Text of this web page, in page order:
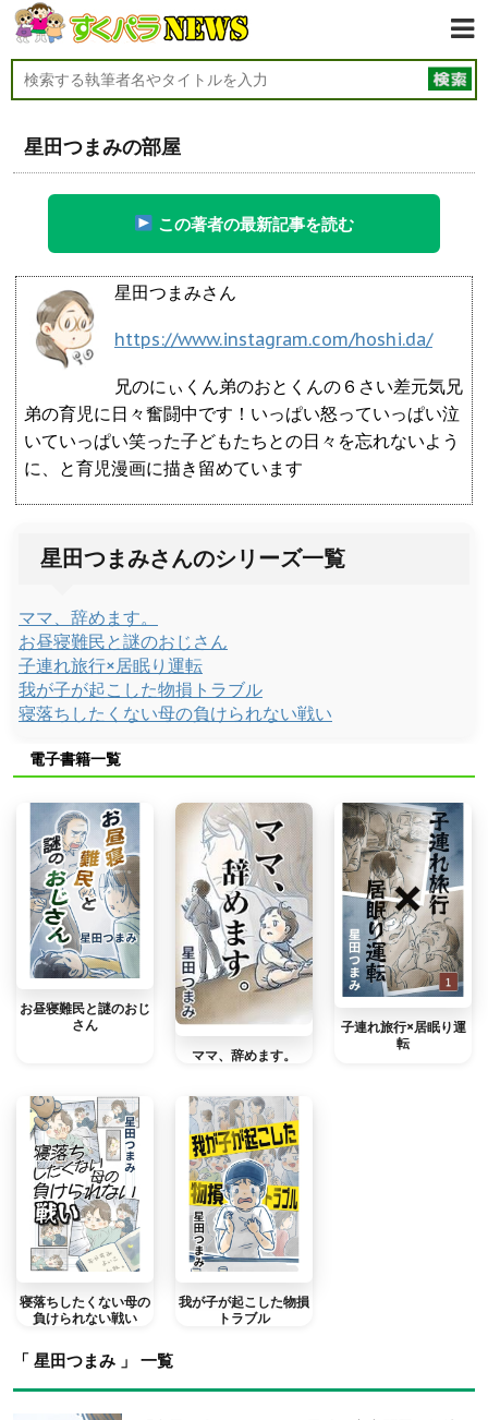
星田つまみの部屋
この著者の最新記事を読む
星田つまみさん
https://www.instagram.com/hoshi.da/
兄のにぃくん弟のおとくんの６さい差元気兄
弟の育児に日々奮闘中です！いっぱい怒っていっぱい泣
いていっぱい笑った子どもたちとの日々を忘れないよう
に、と育児漫画に描き留めています
星田つまみさんのシリーズ一覧
ママ、辞めます。
お昼寝難民と謎のおじさん
子連れ旅行×居眠り運転
我が子が起こした物損トラブル
寝落ちしたくない母の負けられない戦い
電子書籍一覧
お昼寝難民と謎のおじ
さん
ママ、辞めます。
子連れ旅行×居眠り運
転
寝落ちしたくない母の
負けられない戦い
我が子が起こした物損
トラブル
「 星田つまみ 」 一覧